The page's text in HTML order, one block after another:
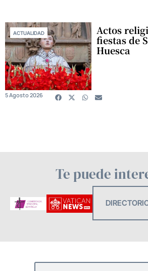
ACTUALIDAD Actos
fiestas de
Huesca
5 Agosto 2026
Te puede